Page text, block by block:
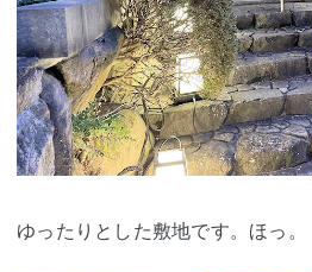
ゆったりとした敷地です。ほっ。